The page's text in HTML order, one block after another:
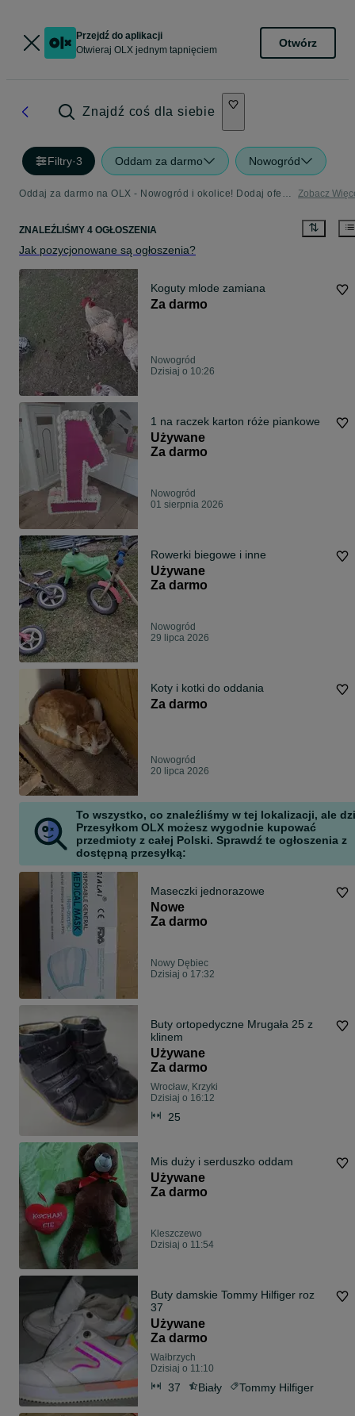
Przejdź do aplikacji
Otwieraj OLX jednym tapnięciem
Otwórz
Znajdź coś dla siebie
Filtry·3 Oddam za darmo Nowogród
Oddaj za darmo na OLX - Nowogród i okolice! Dodaj ofertę w kategorii Oddam za Darmo Zobacz
ZNALEŹLIŚMY 4 OGŁOSZENIA
Jak pozycjonowane są ogłoszenia?
Koguty mlode zamiana
Za darmo
Nowogród
Dzisiaj o 10:26
1 na raczek karton róże piankowe
Używane
Za darmo
Nowogród
01 sierpnia 2026
Rowerki biegowe i inne
Używane
Za darmo
Nowogród
29 lipca 2026
Koty i kotki do oddania
Za darmo
Nowogród
20 lipca 2026
To wszystko, co znaleźliśmy w tej lokalizacji, ale
Przesyłkom OLX możesz wygodnie kupować
przedmioty z całej Polski. Sprawdź te ogłoszenia z
dostępną przesyłką:
Maseczki jednorazowe
Nowe
Za darmo
Nowy Dębiec
Dzisiaj o 17:32
Buty ortopedyczne Mrugała 25 z
klinem
Używane
Za darmo
Wrocław, Krzyki
Dzisiaj o 16:12
25
Mis duży i serduszko oddam
Używane
Za darmo
Kleszczewo
Dzisiaj o 11:54
Buty damskie Tommy Hilfiger roz
37
Używane
Za darmo
Wałbrzych
Dzisiaj o 11:10
37 Biały Tommy Hilfiger